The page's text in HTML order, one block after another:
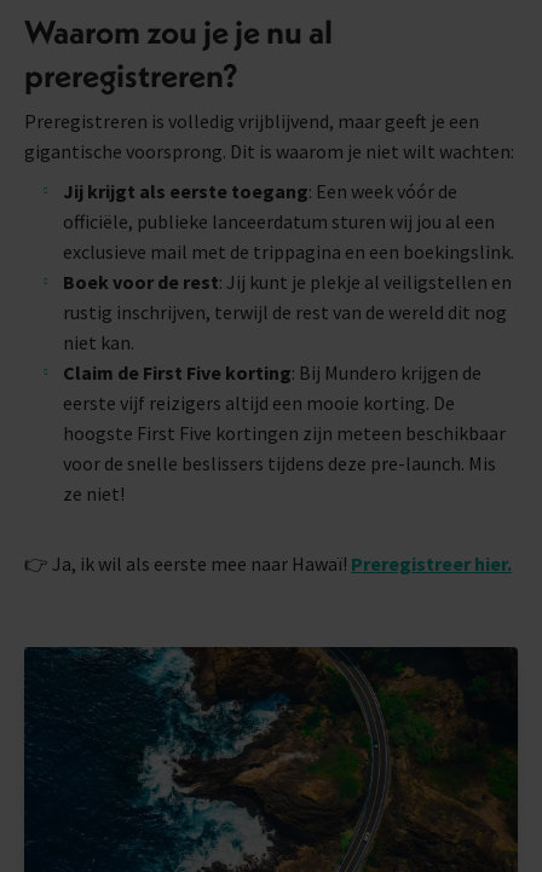
Waarom zou je je nu al
preregistreren?
Preregistreren is volledig vrijblijvend, maar geeft je een
gigantische voorsprong. Dit is waarom je niet wilt wachten:
Jij krijgt als eerste toegang: Een week vóór de
officiële, publieke lanceerdatum sturen wij jou al een
exclusieve mail met de trippagina en een boekingslink.
Boek voor de rest: Jij kunt je plekje al veiligstellen en
rustig inschrijven, terwijl de rest van de wereld dit nog
niet kan.
Claim de First Five korting: Bij Mundero krijgen de
eerste vijf reizigers altijd een mooie korting. De
hoogste First Five kortingen zijn meteen beschikbaar
voor de snelle beslissers tijdens deze pre-launch. Mis
ze niet!
👉 Ja, ik wil als eerste mee naar Hawaï! Preregistreer hier.